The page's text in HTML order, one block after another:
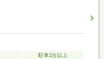
駐車2台以上